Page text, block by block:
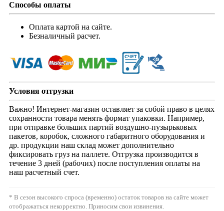
Способы оплаты
Оплата картой на сайте.
Безналичный расчет.
Условия отгрузки
Важно! Интернет-магазин оставляет за собой право в целях
сохранности товара менять формат упаковки. Например,
при отправке больших партий воздушно-пузырьковых
пакетов, коробок, сложного габаритного оборудования и
др. продукции наш склад может дополнительно
фиксировать груз на паллете. Отгрузка производится в
течение 3 дней (рабочих) после поступления оплаты на
наш расчетный счет.
* В сезон высокого спроса (временно) остаток товаров на сайте может
отображаться некорректно. Приносим свои извинения.